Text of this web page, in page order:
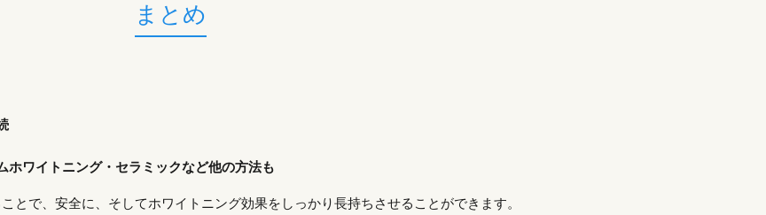
まとめ
ホワイトニング・セラミックなど他の方法も
とで、安全に、そしてホワイトニング効果をしっかり長持ちさせることができます。